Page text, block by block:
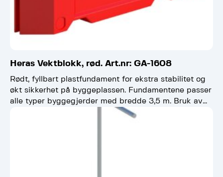
Heras Vektblokk, rød. Art.nr: GA-1608
Rødt, fyllbart plastfundament for ekstra stabilitet og
økt sikkerhet på byggeplassen. Fundamentene passer
alle typer byggegjerder med bredde 3,5 m. Bruk av